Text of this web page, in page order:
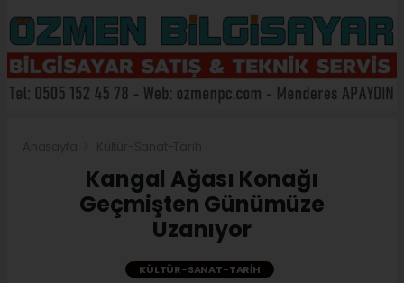
Kangal Ağası Konağı
Geçmişten Günümüze
Uzanıyor
KÜLTÜR-SANAT-TARIH